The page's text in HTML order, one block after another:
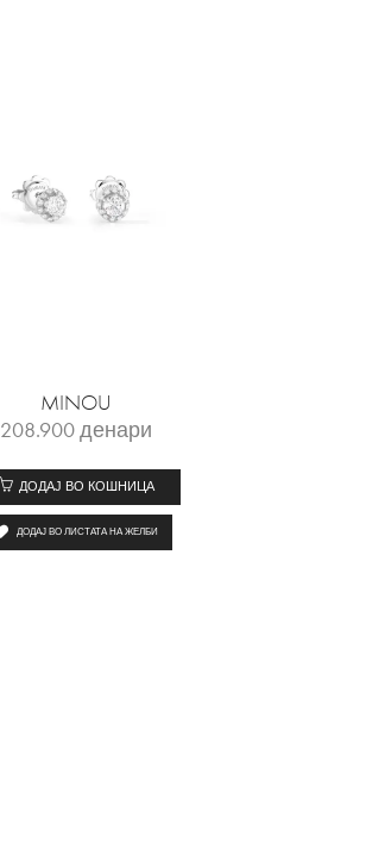
MINOU
208.900денари
ДОДАЈ ВО КОШНИЦА
ДОДАЈ ВО ЛИСТАТА НА ЖЕЛБИ